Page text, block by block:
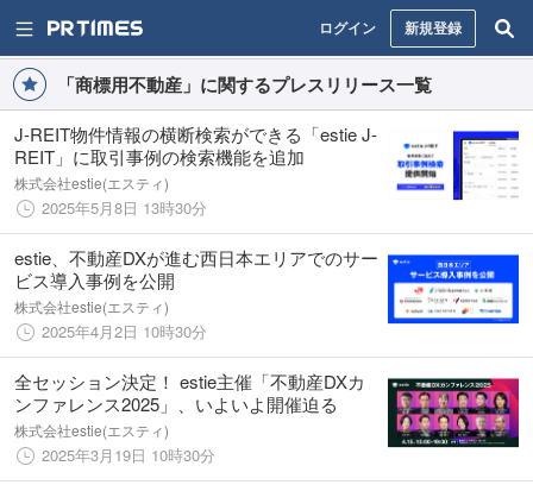
ログイン 新規登録
「商標用不動産」に関するプレスリリース一覧
J-REIT物件情報の横断検索ができる「estie J-
REIT」に取引事例の検索機能を追加
株式会社estie(エスティ)
2025年5月8日 13時30分
estie、不動産DXが進む西日本エリアでのサー
ビス導入事例を公開
株式会社estie(エスティ)
2025年4月2日 10時30分
全セッション決定！ estie主催「不動産DXカ
ンファレンス2025」、いよいよ開催迫る
株式会社estie(エスティ)
2025年3月19日 10時30分